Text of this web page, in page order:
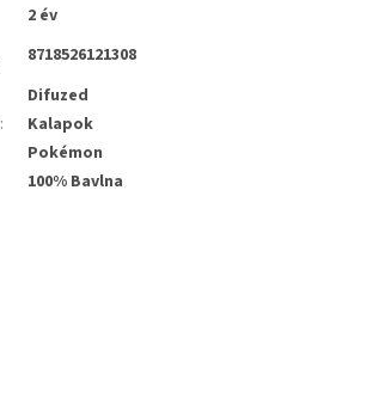
2 év
8718526121308
Difuzed
:
Kalapok
Pokémon
100% Bavlna